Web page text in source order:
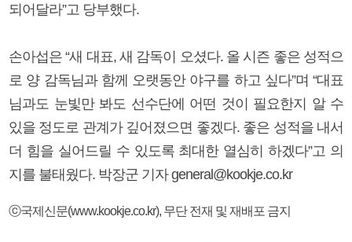
되어달라”고 당부했다.
손아섭은 “새 대표, 새 감독이 오셨다. 올 시즌 좋은 성적으
로 양 감독님과 함께 오랫동안 야구를 하고 싶다”며 “대표
님과도 눈빛만 봐도 선수단에 어떤 것이 필요한지 알 수
있을 정도로 관계가 깊어졌으면 좋겠다. 좋은 성적을 내서
더 힘을 실어드릴 수 있도록 최대한 열심히 하겠다”고 의
지를 불태웠다. 박장군 기자 general@kookje.co.kr
ⓒ국제신문(www.kookje.co.kr), 무단 전재 및 재배포 금지